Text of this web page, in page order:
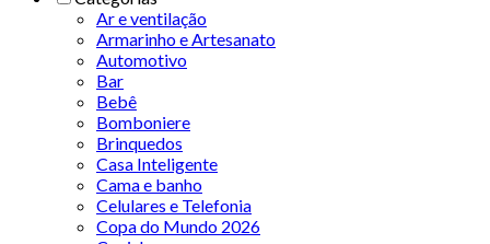
Ar e ventilação
Armarinho e Artesanato
Automotivo
Bar
Bebê
Bomboniere
Brinquedos
Casa Inteligente
Cama e banho
Celulares e Telefonia
Copa do Mundo 2026